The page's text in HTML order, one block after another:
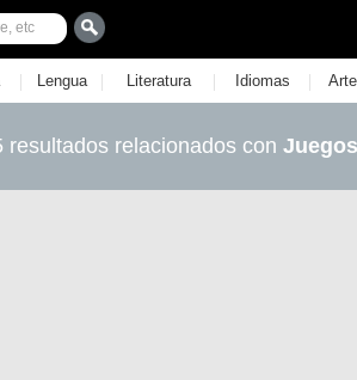
| Lengua | Literatura | Idiomas | Arte
resultados relacionados con